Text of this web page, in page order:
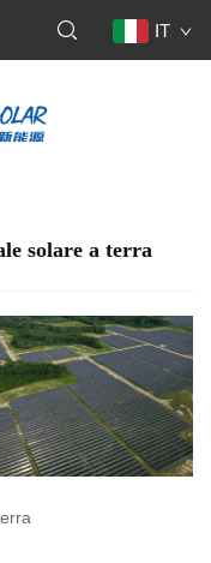
IT
solare a terra